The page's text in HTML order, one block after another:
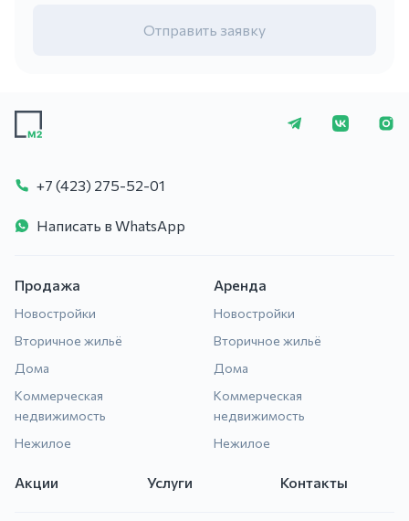
Отправить заявку
+7 (423) 275-
+7 (423) 275-52-01
Написать в WhatsApp
Продажа
Новостройки
Вторичное жильё
Дома
Коммерческая
недвижимость
Нежилое
Аренда
Новостройки
Вторичное жильё
Дома
Коммерческая
недвижимость
Нежилое
Акции Услуги Контакты